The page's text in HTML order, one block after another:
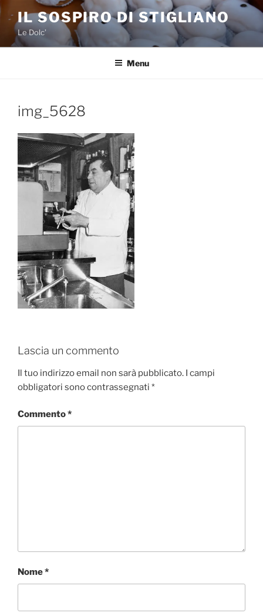
Salta
contenuto
IL SOSPIRO DI STIGLIANO
Le Dolc’
Menu
img_5628
Lascia un commento
Il tuo indirizzo email non sarà pubblicato. I campi
obbligatori sono contrassegnati *
Commento*
Nome*